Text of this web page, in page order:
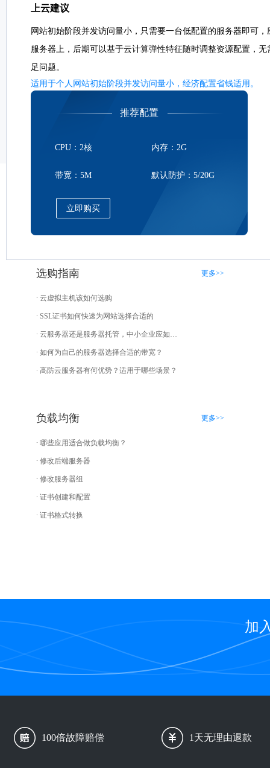
上云建议
网站初始阶段并发访问量小，只需要一台低配置的服务器即可
服务器上，后期可以基于云计算弹性特征随时调整资源配置，
足问题。
适用于个人网站初始阶段并发访问量小，经济配置省钱适用。
推荐配置
CPU：2核 内存：2G
带宽：5M 默认防护：5/20G
立即购买
选购指南 更多>>
云虚拟主机该如何选购
SSL证书如何快速为网站选择合适的
云服务器还是服务器托管，中小企业应如何选择？
如何为自己的服务器选择合适的带宽？
高防云服务器有何优势？适用于哪些场景？
负载均衡 更多>>
哪些应用适合做负载均衡？
修改后端服务器
修改服务器组
证书创建和配置
证书格式转换
加
100倍故障赔偿 1天无理由退款